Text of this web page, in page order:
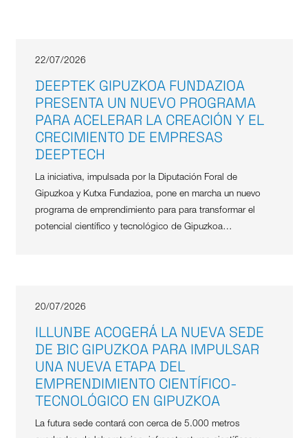
22/07/2026
DEEPTEK GIPUZKOA FUNDAZIOA
PRESENTA UN NUEVO PROGRAMA
PARA ACELERAR LA CREACIÓN Y EL
CRECIMIENTO DE EMPRESAS
DEEPTECH
La iniciativa, impulsada por la Diputación Foral de
Gipuzkoa y Kutxa Fundazioa, pone en marcha un nuevo
programa de emprendimiento para para transformar el
potencial científico y tecnológico de Gipuzkoa…
20/07/2026
ILLUNBE ACOGERÁ LA NUEVA SEDE
DE BIC GIPUZKOA PARA IMPULSAR
UNA NUEVA ETAPA DEL
EMPRENDIMIENTO CIENTÍFICO-
TECNOLÓGICO EN GIPUZKOA
La futura sede contará con cerca de 5.000 metros